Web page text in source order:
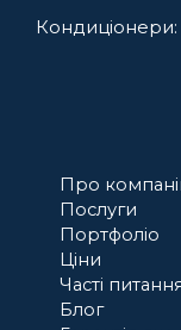
Кондиціонери:
Про
Послуги
Портфоліо
Ціни
Часті
Блог